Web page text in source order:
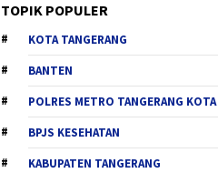
TOPIK POPULER
KOTA TANGERANG
BANTEN
POLRES METRO TANGERANG KOTA
BPJS KESEHATAN
KABUPATEN TANGERANG